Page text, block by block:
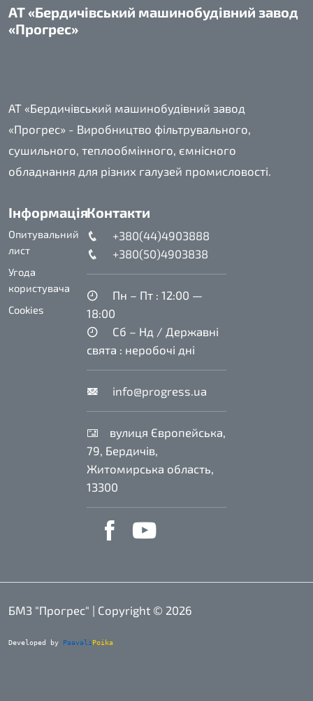
АТ «Бердичівський машинобудівний завод
«Прогрес»
АТ «Бердичівський машинобудівний завод
«Прогрес» - Виробництво фільтрувального,
сушильного, теплообмінного, ємнісного
обладнання для різних галузей промисловості.
Інформація
Опитувальний
лист
Угода
користувача
Cookies
Контакти
+380(44)4903888
+380(50)4903838
Пн – Пт : 12:00 —
18:00
Сб – Нд / Державні
свята : неробочі дні
info@progress.ua
вулиця Європейська,
79, Бердичів,
Житомирська область,
13300
БМЗ "Прогрес" | Copyright © 2026
Developed by Paavali Poika